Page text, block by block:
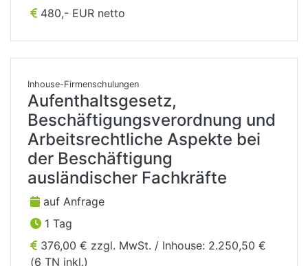
480,- EUR netto
Inhouse-Firmenschulungen
Aufenthaltsgesetz,
Beschäftigungsverordnung und
Arbeitsrechtliche Aspekte bei
der Beschäftigung
ausländischer Fachkräfte
auf Anfrage
1 Tag
376,00 € zzgl. MwSt. / Inhouse: 2.250,50 €
(6 TN inkl.)